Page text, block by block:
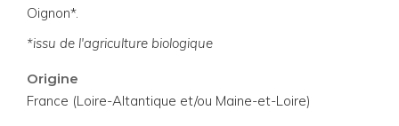
Oignon*.
*issu de l'agriculture biologique
Origine
France (Loire-Altantique et/ou Maine-et-Loire)